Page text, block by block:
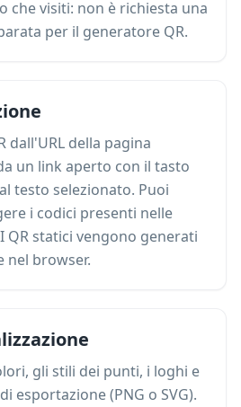
che visiti: non è richiesta una
per il generatore QR.
dall'URL della pagina
un link aperto con il tasto
testo selezionato. Puoi
i codici presenti nelle
QR statici vengono generati
nel browser.
gli stili dei punti, i loghi e
esportazione (PNG o SVG).